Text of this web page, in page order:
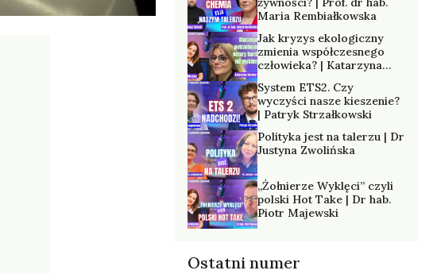
Maria Rembiałkowska
Jak kryzys ekologiczny
zmienia współczesnego
człowieka? | Katarzyna
System ETS2. Czy
wyczyści nasze kieszenie?
| Patryk Strzałkowski
Polityka jest na talerzu | Dr
Justyna Zwolińska
„Żołnierze Wyklęci” czyli
polski Hot Take | Dr hab.
Piotr Majewski
Ostatni numer